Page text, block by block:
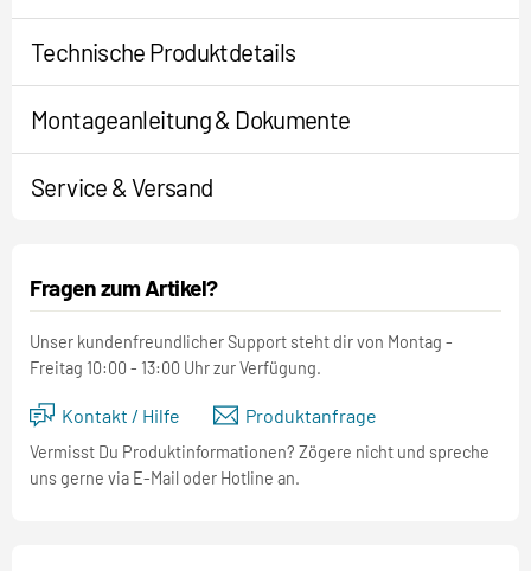
Technische Produktdetails
Montageanleitung & Dokumente
Service & Versand
Fragen zum Artikel?
Unser kundenfreundlicher Support steht dir von Montag -
Freitag 10:00 - 13:00 Uhr zur Verfügung.
Kontakt / Hilfe Produktanfrage
Vermisst Du Produktinformationen? Zögere nicht und spreche
uns gerne via E-Mail oder Hotline an.